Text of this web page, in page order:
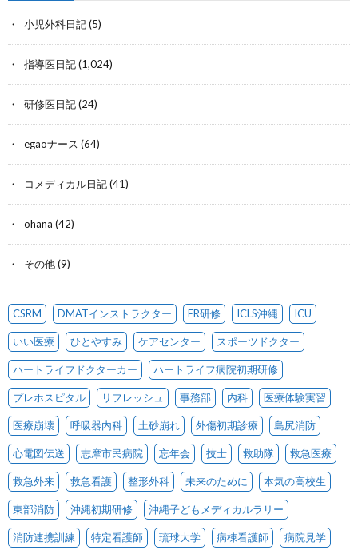
小児外科日記(5)
指導医日記(1,024)
研修医日記(24)
egaoナース (64)
コメディカル日記(41)
ohana (42)
その他(9)
CSRM DMATインストラクター ER研修 ICLS沖縄 ICU
いい医療 ひとやすみ ケアセンター スポーツドクター
ハートライフドクターカー ハートライフ病院初期研修
プレホスピタル リフレッシュ 事務部 内科 医療体験実習
医療崩壊 呼吸器内科 土砂崩れ 外傷初期診療 島尻消防
心電図伝送 志摩市民病院 忘年会 技士 救助隊 救急医療
救急外来 救急看護 整形外科 未来のために 本気の高校生
東部消防 沖縄初期研修 沖縄子どもメディカルラリー
消防連携訓練 特定看護師 琉球大学 病棟看護師 病院見学